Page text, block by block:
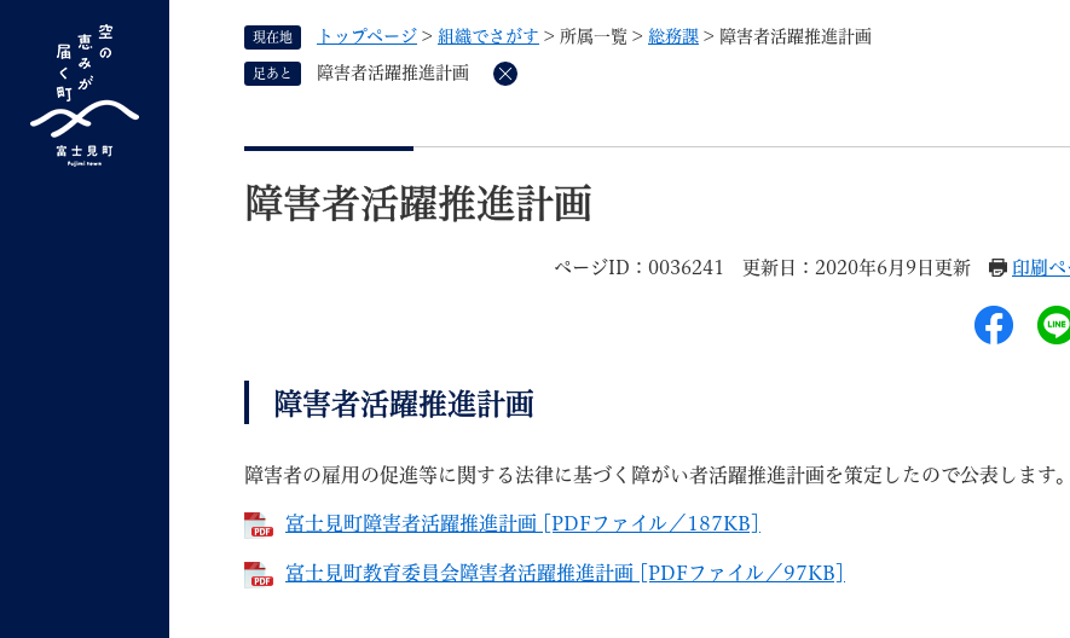
キーワード検索
o
g
ム
すべて ページ PDF 記事ID
よく検索されるキーワード ：新型コロナ ふるさと納税
くらしの情報
現在地 トップページ > 組織でさがす > 所属一覧 > 総務課 > 障害者活躍推進計画
足あと 障害者活躍推進計画
削
文
障害者活躍推進計画
ページID：0036241 更新日：2020年6月9日更新 印刷
障害者活躍推進計画
障害者の雇用の促進等に関する法律に基づく障がい者活躍推進計画を策定したので公表します。
富士見町障害者活躍推進計画 [PDFファイル／187KB]
富士見町教育委員会障害者活躍推進計画 [PDFファイル／97KB]